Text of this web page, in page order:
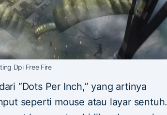
Dpi Free Fire
“Dots Per Inch,” yang artinya
seperti mouse atau layar sentuh.